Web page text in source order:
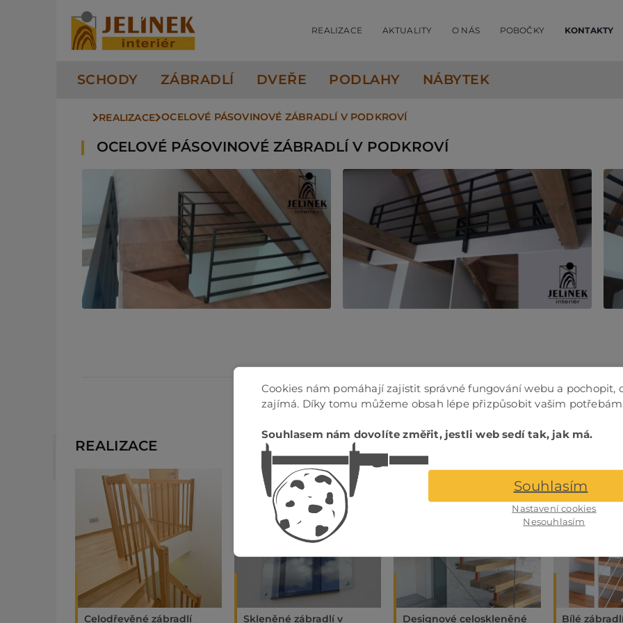
REALIZACE AKTUALITY O NÁS POBOČKY KONTAKTY
SCHODY ZÁBRADLÍ DVEŘE PODLAHY NÁBYTEK
REALIZACE OCELOVÉ PÁSOVINOVÉ ZÁBRADLÍ V PODKROVÍ
OCELOVÉ PÁSOVINOVÉ ZÁBRADLÍ V PODKROVÍ
REALIZACE
Celodřevěné zábradlí Skleněné zábradlí v Designové celoskleněné Bílé
Cookies nám pomáhají zajistit správné fungování webu a pochopit,
zajímá. Díky tomu můžeme obsah lépe přizpůsobit vašim potřebám.
Souhlasem nám dovolíte změřit, jestli web sedí tak, jak má.
Nastavení cookies
Nesouhlasím
Souhlasím